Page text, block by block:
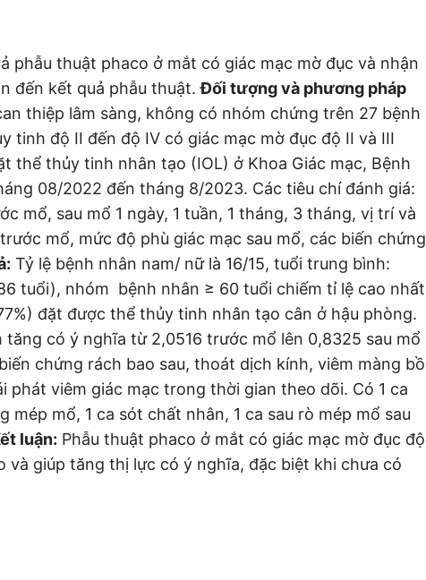
phẫu thuật phaco ở mắt có giác mạc mờ đục và nhận
đến kết quả phẫu thuật.Đối tượng và phương pháp
thiệp lâm sàng, không có nhóm chứng trên 27 bệnh
tinh độ II đến độ IV có giác mạc mờ đục độ II và III
thể thủy tinh nhân tạo (IOL) ở Khoa Giác mạc, Bệnh
08/2022 đến tháng 8/2023. Các tiêu chí đánh giá:
mổ, sau mổ 1 ngày, 1 tuần, 1 tháng, 3 tháng, vị trí và
mổ, mức độ phù giác mạc sau mổ, các biến chứng
Tỷ lệ bệnh nhân nam/ nữ là 16/15, tuổi trung bình:
tuổi), nhóm bệnh nhân ≥ 60 tuổi chiếm tỉ lệ cao nhất
đặt được thể thủy tinh nhân tạo cân ở hậu phòng.
có ý nghĩa từ 2,0516 trước mổ lên 0,8325 sau mổ
chứng rách bao sau, thoát dịch kính, viêm màng bồ
phát viêm giác mạc trong thời gian theo dõi. Có 1 ca
mép mổ, 1 ca sót chất nhân, 1 ca sau rò mép mổ sau
luận: Phẫu thuật phaco ở mắt có giác mạc mờ đục độ
và giúp tăng thị lực có ý nghĩa, đặc biệt khi chưa có